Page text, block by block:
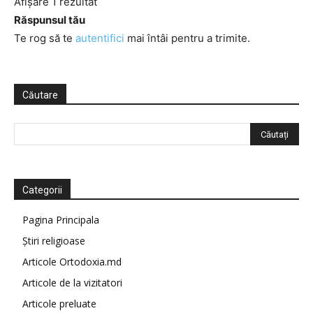
Răspunsul tău
Te rog să te autentifici mai întâi pentru a trimite.
Căutare
Categorii
Pagina Principala
Știri religioase
Articole Ortodoxia.md
Articole de la vizitatori
Articole preluate